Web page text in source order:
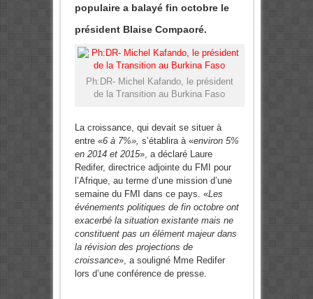
populaire a balayé fin octobre le
président Blaise Compaoré.
Ph:DR- Michel Kafando, le président
de la Transition au Burkina Faso
La croissance, qui devait se situer à
entre «6 à 7%», s’établira à «environ 5%
en 2014 et 2015», a déclaré Laure
Redifer, directrice adjointe du FMI pour
l’Afrique, au terme d’une mission d’une
semaine du FMI dans ce pays. «Les
événements politiques de fin octobre ont
exacerbé la situation existante mais ne
constituent pas un élément majeur dans
la révision des projections de
croissance», a souligné Mme Redifer
lors d’une conférence de presse.